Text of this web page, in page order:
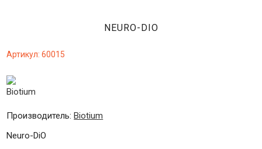
NEURO-DIO
Артикул:60015
Производитель:Biotium
Neuro-DiO